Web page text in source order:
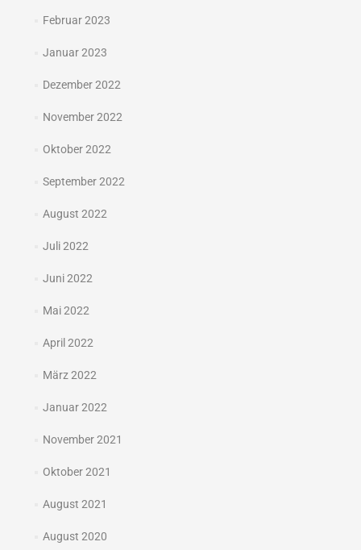
Februar 2023
Januar 2023
Dezember 2022
November 2022
Oktober 2022
September 2022
August 2022
Juli 2022
Juni 2022
Mai 2022
April 2022
März 2022
Januar 2022
November 2021
Oktober 2021
August 2021
August 2020